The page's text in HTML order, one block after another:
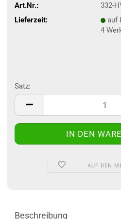
Art.Nr.:
332-
Lieferzeit:
auf
4
Satz:
Satz
AUF DEN
Beschreibung